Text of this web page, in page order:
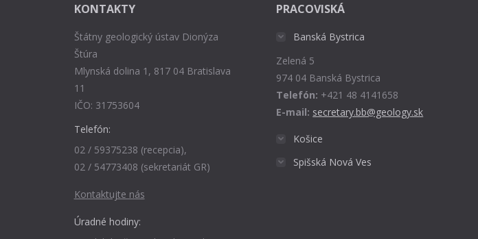
KONTAKTY
Štátny geologický ústav Dionýza
Štúra
Mlynská dolina 1, 817 04 Bratislava
11
IČO: 31753604
Telefón:
02 / 59375238 (recepcia),
02 / 54773408 (sekretariát GR)
Kontaktujte nás
Úradné hodiny:
PRACOVISKÁ
Banská Bystrica
Zelená 5
974 04 Banská Bystrica
Telefón: +421 48 4141658
E-mail: secretary.bb@geology.sk
Košice
Spišská Nová Ves